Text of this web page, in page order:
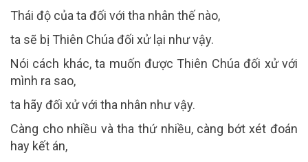
Thái độ của ta đối với tha nhân thế nào,
ta sẽ bị Thiên Chúa đối xử lại như vậy.
Nói cách khác, ta muốn được Thiên Chúa đối xử với
mình ra sao,
ta hãy đối xử với tha nhân như vậy.
Càng cho nhiều và tha thứ nhiều, càng bớt xét đoán
hay kết án,